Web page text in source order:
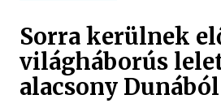
Sorra kerülnek
világháborús
alacsony Dunából